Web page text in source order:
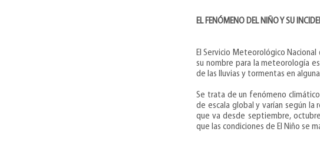
EL FENÓMENO DEL NIÑO Y SU
El Servicio Meteorológico
su nombre para la meteorología
de las lluvias y tormentas en
Se trata de un fenómeno
de escala global y varían según
que va desde septiembre,
que las condiciones de El Niño se